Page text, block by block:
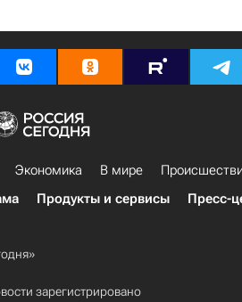
Экономика В мире
Продукты и сервисы Пресс-
зарегистрировано